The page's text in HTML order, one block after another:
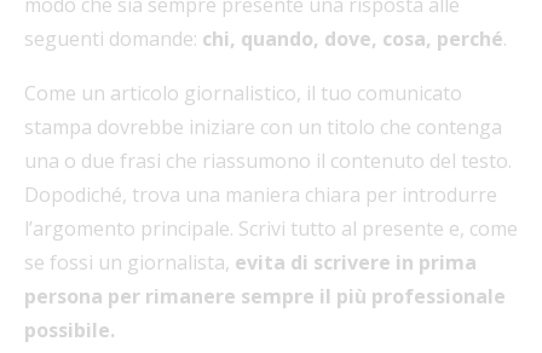
seguenti domande: chi, quando, dove, cosa, perché.
Come un articolo giornalistico, il tuo comunicato
stampa dovrebbe iniziare con un titolo che contenga
una o due frasi che riassumono il contenuto del testo.
Dopodiché, trova una maniera chiara per introdurre
l’argomento principale. Scrivi tutto al presente e, come
se fossi un giornalista, evita di scrivere in prima
persona per rimanere sempre il più professionale
possibile.